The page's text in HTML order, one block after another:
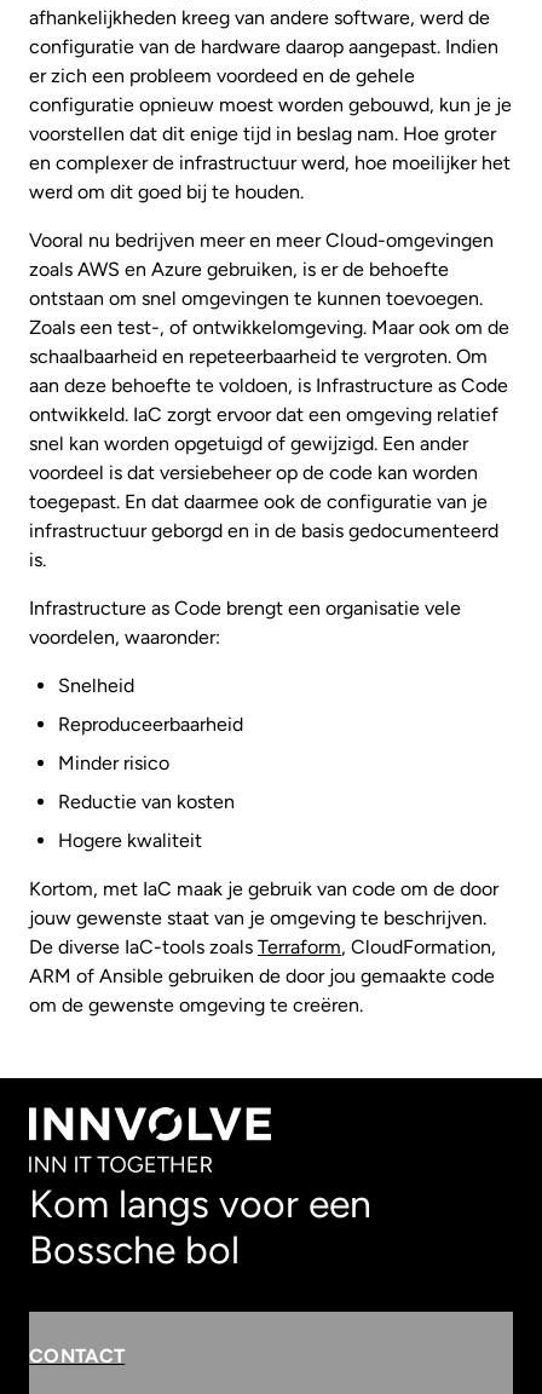
afhankelijkheden kreeg van andere software, werd de
configuratie van de hardware daarop aangepast. Indien
er zich een probleem voordeed en de gehele
configuratie opnieuw moest worden gebouwd, kun je je
voorstellen dat dit enige tijd in beslag nam. Hoe groter
en complexer de infrastructuur werd, hoe moeilijker het
werd om dit goed bij te houden.
Vooral nu bedrijven meer en meer Cloud-omgevingen
zoals AWS en Azure gebruiken, is er de behoefte
ontstaan om snel omgevingen te kunnen toevoegen.
Zoals een test-, of ontwikkelomgeving. Maar ook om de
schaalbaarheid en repeteerbaarheid te vergroten. Om
aan deze behoefte te voldoen, is Infrastructure as Code
ontwikkeld. IaC zorgt ervoor dat een omgeving relatief
snel kan worden opgetuigd of gewijzigd. Een ander
voordeel is dat versiebeheer op de code kan worden
toegepast. En dat daarmee ook de configuratie van je
infrastructuur geborgd en in de basis gedocumenteerd
is.
Infrastructure as Code brengt een organisatie vele
voordelen, waaronder:
Snelheid
Reproduceerbaarheid
Minder risico
Reductie van kosten
Hogere kwaliteit
Kortom, met IaC maak je gebruik van code om de door
jouw gewenste staat van je omgeving te beschrijven.
De diverse IaC-tools zoals Terraform, CloudFormation,
ARM of Ansible gebruiken de door jou gemaakte code
om de gewenste omgeving te creëren.
Kom langs voor een
Bossche bol
CONTACT